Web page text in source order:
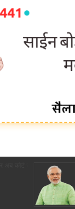
के आदेश से ही होगा